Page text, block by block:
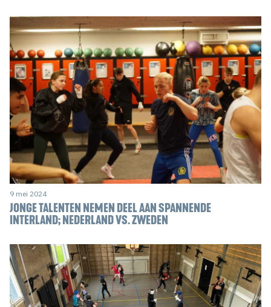
9 mei 2024
JONGE TALENTEN NEMEN DEEL AAN SPANNENDE
INTERLAND; NEDERLAND VS. ZWEDEN